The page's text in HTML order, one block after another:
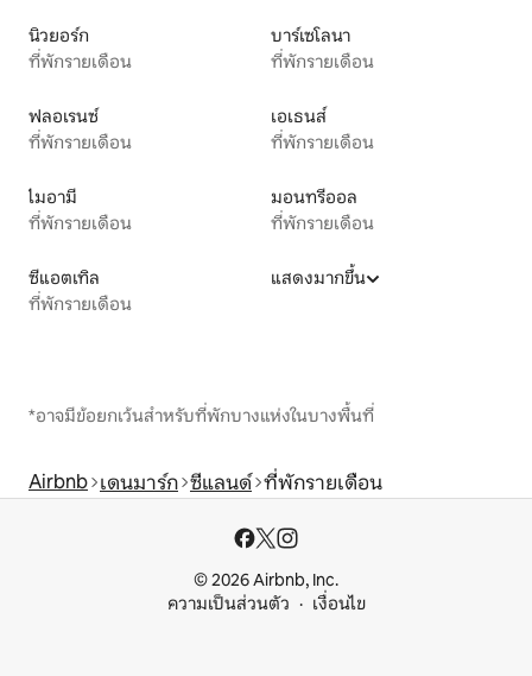
นิวยอร์ก
ที่พักรายเดือน
บาร์เซโลนา
ที่พักรายเดือน
ฟลอเรนซ์
ที่พักรายเดือน
เอเธนส์
ที่พักรายเดือน
ไมอามี
ที่พักรายเดือน
มอนทรีออล
ที่พักรายเดือน
ซีแอตเทิล
ที่พักรายเดือน
แสดงมากขึ้น
*อาจมีข้อยกเว้นสำหรับที่พักบางแห่งในบางพื้นที่
Airbnb เดนมาร์ก ซีแลนด์ ที่พักรายเดือน
© 2026 Airbnb, Inc.
ความเป็นส่วนตัว
เงื่อนไข